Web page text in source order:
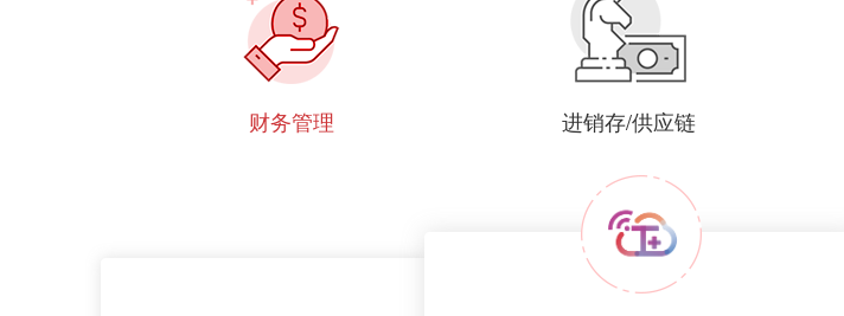
财务管理 进销存/供应链